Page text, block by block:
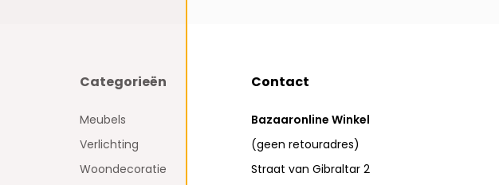
Categorieën
Meubels
Verlichting
Woondecoratie
Contact
Bazaaronline Winkel
(geen retouradres)
Straat van Gibraltar 2